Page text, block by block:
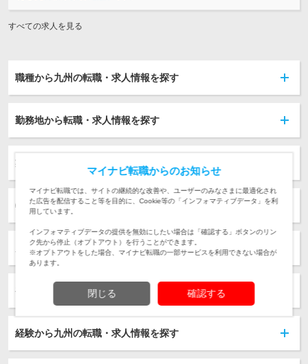
すべての求人を見る
職種から九州の転職・求人情報を探す
勤務地から転職・求人情報を探す
業種から九州の転職・求人情報を探す
特徴から九州の転職・求人情報を探す
雇用形態から九州の転職・求人情報を探す
初年度年収から九州の転職・求人情報を探す
経験から九州の転職・求人情報を探す
マイナビ転職からのお知らせ
マイナビ転職では、サイトの継続的な改善や、ユーザーのみなさまに最適化され
た広告を配信すること等を目的に、Cookie等の「インフォマティブデータ」を利
用しています。
インフォマティブデータの提供を無効にしたい場合は「確認する」ボタンのリン
ク先から停止（オプトアウト）を行うことができます。
※オプトアウトをした場合、マイナビ転職の一部サービスを利用できない場合が
あります。
閉じる 確認する